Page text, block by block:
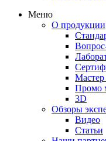
Меню
О продукции
Промо
3D
Обзоры
Видео
Статьи